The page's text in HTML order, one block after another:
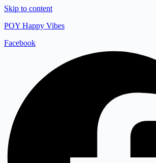
Skip to content
POY Happy Vibes
Facebook